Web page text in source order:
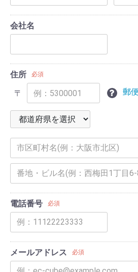
会社名
住所 必須
〒 郵
電話番号 必須
メールアドレス 必須